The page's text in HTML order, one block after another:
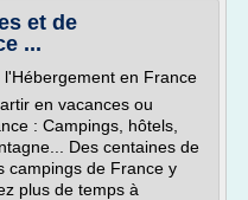
et de
...
en France
en vacances ou
: Campings, hôtels,
Des centaines de
campings de France y
plus de temps à